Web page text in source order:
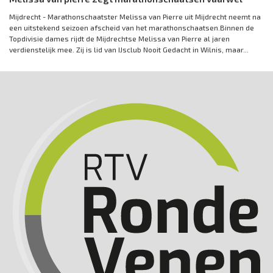
Mijdrecht - Marathonschaatster Melissa van Pierre uit Mijdrecht neemt na
een uitstekend seizoen afscheid van het marathonschaatsen.Binnen de
Topdivisie dames rijdt de Mijdrechtse Melissa van Pierre al jaren
verdienstelijk mee. Zij is lid van IJsclub Nooit Gedacht in Wilnis, maar...